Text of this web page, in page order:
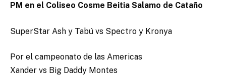
PM en el Coliseo Cosme Beitia Salamo de Cataño
SuperStar Ash y Tabú vs Spectro y Kronya
Por el campeonato de las Americas
Xander vs Big Daddy Montes